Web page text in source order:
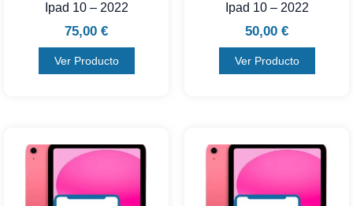
Ipad 10 – 2022
75,00 €
Ver Producto
Ipad 10 – 2022
50,00 €
Ver Producto